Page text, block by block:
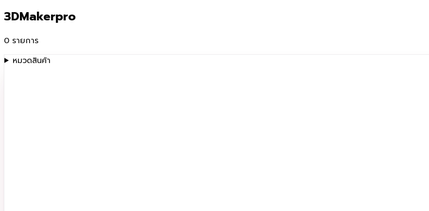
3DMakerpro
0 รายการ
หมวดสินค้า